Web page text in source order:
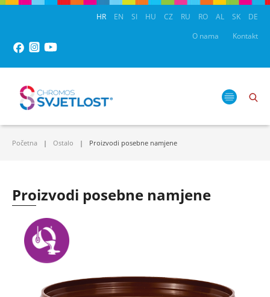
HR EN SI HU CZ RU RO AL SK
DE
O nama
Kontakt
Početna Ostalo Proizvodi posebne namjene
Proizvodi posebne namjene